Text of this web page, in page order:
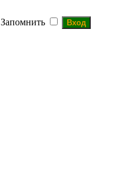
Запомнить